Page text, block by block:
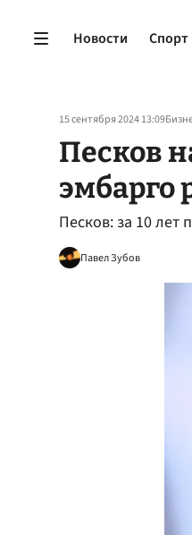
Новости Спорт
15 сентября 2024 13:09
Песков
Песков: за 10 лет
Павел Зубов